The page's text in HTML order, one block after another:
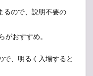
るので、説明不要の
がおすすめ。
で、明るく入場すると